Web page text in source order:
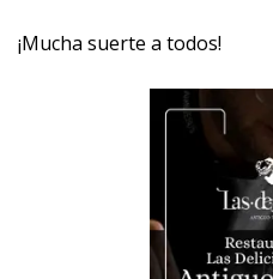
¡Mucha suerte a todos!